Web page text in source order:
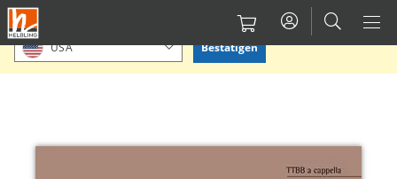
Direkt
zum
Inhalt
Bitte Standort bestätigen oder einen anderen auswählen.
USA Bestätigen